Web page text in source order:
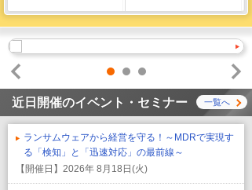
1 2
3
Prev
Next
近日開催のイベント・セミナー 一覧へ
ランサムウェアから経営を守る！～MDRで実現す
る「検知」と「迅速対応」の最前線～
【開催日】 2026年 8月18日(火)